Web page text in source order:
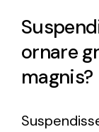
ornare
magnis?